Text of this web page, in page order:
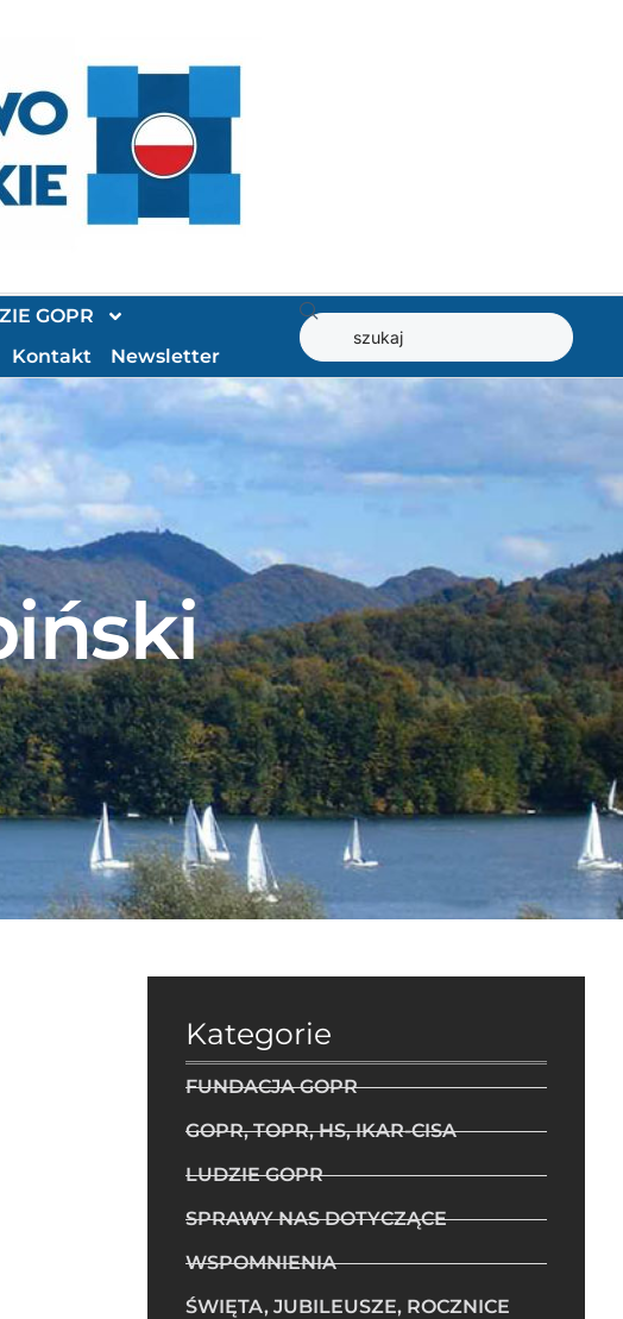
GOPR
Kontakt Newsletter
Kategorie
FUNDACJA GOPR
GOPR, TOPR, HS, IKAR-CISA
LUDZIE GOPR
SPRAWY NAS DOTYCZĄCE
WSPOMNIENIA
ŚWIĘTA, JUBILEUSZE, ROCZNICE